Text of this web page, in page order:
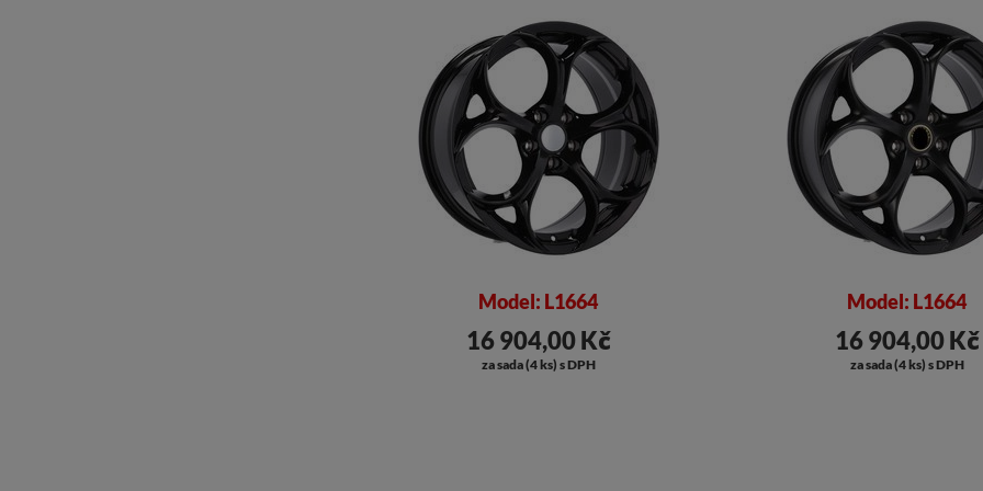
Model: L1664
16 904,00 Kč
za sada (4 ks) s DPH
Model: L1664
16 904,00 Kč
za sada (4 ks) s DPH